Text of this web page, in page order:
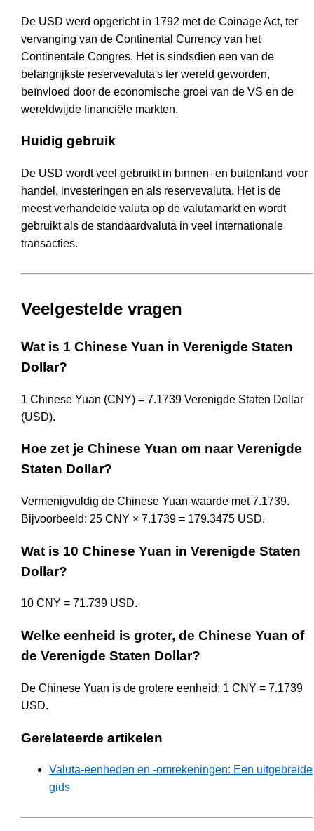
De USD werd opgericht in 1792 met de Coinage Act, ter
vervanging van de Continental Currency van het
Continentale Congres. Het is sindsdien een van de
belangrijkste reservevaluta's ter wereld geworden,
beïnvloed door de economische groei van de VS en de
wereldwijde financiële markten.
Huidig gebruik
De USD wordt veel gebruikt in binnen- en buitenland voor
handel, investeringen en als reservevaluta. Het is de
meest verhandelde valuta op de valutamarkt en wordt
gebruikt als de standaardvaluta in veel internationale
transacties.
Veelgestelde vragen
Wat is 1 Chinese Yuan in Verenigde Staten
Dollar?
1 Chinese Yuan (CNY) = 7.1739 Verenigde Staten Dollar
(USD).
Hoe zet je Chinese Yuan om naar Verenigde
Staten Dollar?
Vermenigvuldig de Chinese Yuan-waarde met 7.1739.
Bijvoorbeeld: 25 CNY × 7.1739 = 179.3475 USD.
Wat is 10 Chinese Yuan in Verenigde Staten
Dollar?
10 CNY = 71.739 USD.
Welke eenheid is groter, de Chinese Yuan of
de Verenigde Staten Dollar?
De Chinese Yuan is de grotere eenheid: 1 CNY = 7.1739
USD.
Gerelateerde artikelen
Valuta-eenheden en -omrekeningen: Een uitgebreide
gids